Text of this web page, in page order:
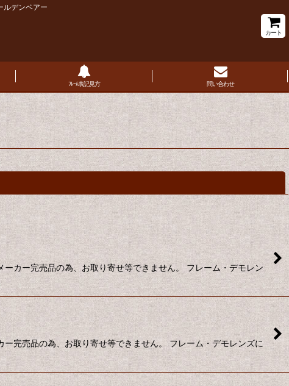
デンベアー
カート
ﾌﾚｰﾑ表記見方 問い合わせ
ー完売品の為、お取り寄せ等できません。 フレーム・デモレン
売品の為、お取り寄せ等できません。 フレーム・デモレンズに